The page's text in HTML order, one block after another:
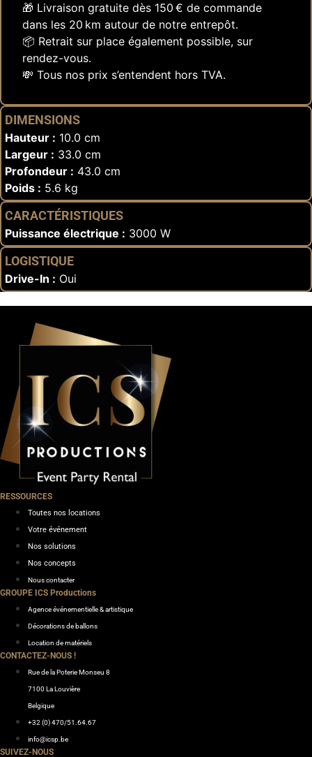
🎁 Livraison gratuite dès 150 € de commande
dans les 20 km autour de notre entrepôt.
📦 Retrait sur place également possible, sur
rendez-vous.
💸 Tous nos prix s’entendent hors TVA.
DIMENSIONS
Hauteur : 10.0 cm
Largeur : 33.0 cm
Profondeur : 43.0 cm
Poids : 5.6 kg
CARACTÉRISTIQUES
Puissance électrique : 3000 W
LOGISTIQUE
Drive-In : Oui
RESSOURCES
Toutes nos locations
Votre événement
Nos solutions
Nos concepts
Nous contacter
GROUPE ICS Productions
Agence événementielle & artistique
Décorations de ballons
Location de matériels
CONTACTEZ-NOUS !
Rue de la Poterie Monseu 8
7100 La Louvière
Belgique
+32 (0) 470/51.64.67
info@icsp.be
SUIVEZ-NOUS